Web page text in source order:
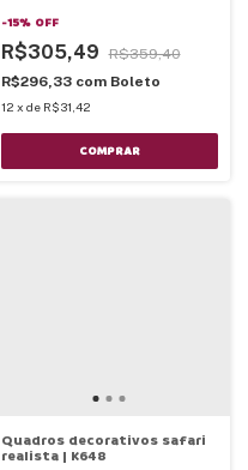
-15% OFF
R$305,49
R$359,40
R$296,33 com Boleto
12 x de R$31,42
COMPRAR
Quadros decorativos safari
realista | K648